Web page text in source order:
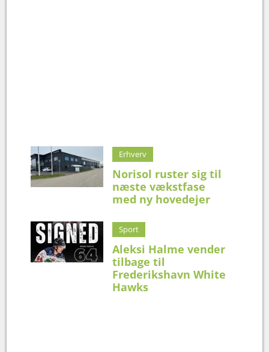
Erhverv
Norisol ruster sig til
næste vækstfase
med ny hovedejer
Sport
Aleksi Halme vender
tilbage til
Frederikshavn White
Hawks